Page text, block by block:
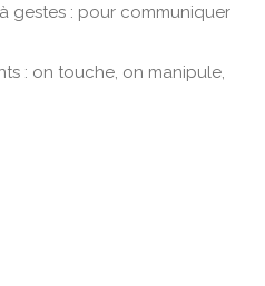
gestes : pour communiquer
: on touche, on manipule,